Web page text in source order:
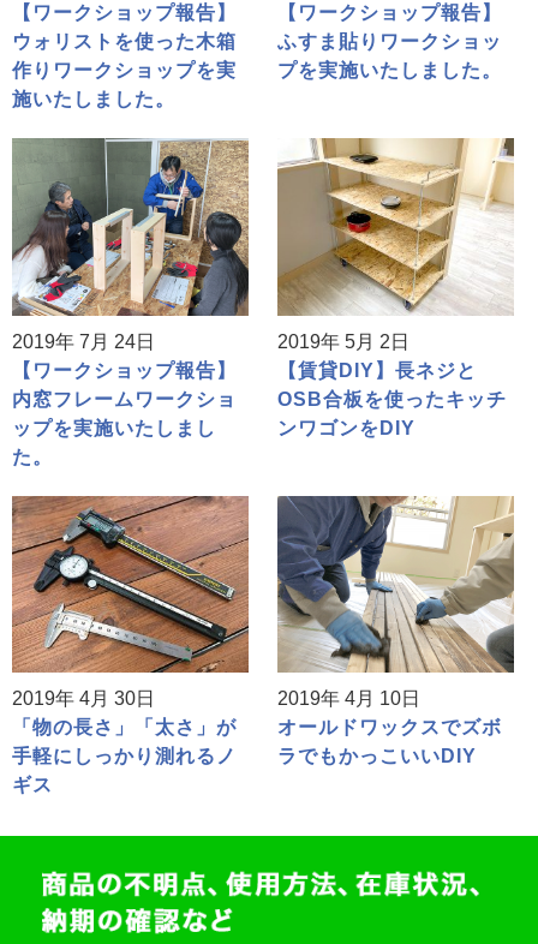
【ワークショップ報告】
ウォリストを使った木箱
作りワークショップを実
施いたしました。
【ワークショップ報告】
ふすま貼りワークショッ
プを実施いたしました。
2019年 7月 24日
【ワークショップ報告】
内窓フレームワークショ
ップを実施いたしまし
た。
2019年 5月 2日
【賃貸DIY】長ネジと
OSB合板を使ったキッチ
ンワゴンをDIY
2019年 4月 30日
「物の長さ」「太さ」が
手軽にしっかり測れるノ
ギス
2019年 4月 10日
オールドワックスでズボ
ラでもかっこいいDIY